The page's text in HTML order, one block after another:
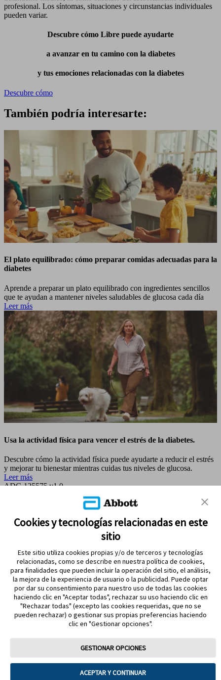
profesional. Los síntomas, situaciones y circunstancias individuales
pueden variar.
Descubre cómo Libre puede ayudarte
a avanzar en tu camino con la diabetes
y tus emociones relacionadas con la diabetes
Descubre cómo
También podría interesarte:
El plato equilibrado: cómo preparar comidas adecuadas para la
diabetes
Aprende a preparar un plato equilibrado con ingredientes sencillos
que te ayudan a mantener niveles saludables de glucosa cada día
Leer más
Usa la actividad física para vencer el estrés de la diabetes.
Descubre cómo la actividad física puede ayudarte a reducir el estrés
y mejorar tu bienestar mientras cuidas tus niveles de glucosa.
Leer más
ADC-125575 v1.0
CONTÁCTANOS
MANTENTE EN CONTACTO
Cookies y tecnologías relacionadas en este
sitio
Este sitio utiliza cookies propias y/o de terceros y tecnologías
relacionadas, como se describe en nuestra política de cookies,
para finalidades que pueden incluir la operación del sitio, el análisis,
la mejora de la experiencia de usuario o la publicidad. Puede optar
por dar su consentimiento para nuestro uso de todas las cookies
haciendo clic en "Aceptar todas", rechazar su uso haciendo clic en
"Rechazar todas" (excepto las cookies requeridas, que no se
pueden rechazar) o gestionar sus propias preferencias haciendo
clic en "Gestionar opciones".
GESTIONAR OPCIONES
ACEPTAR Y CONTINUAR